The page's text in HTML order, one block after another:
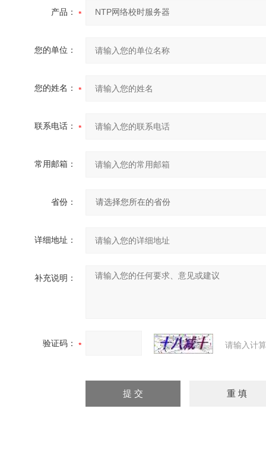
产品：
您的单位：
您的姓名：
联系电话：
常用邮箱：
省份：
详细地址：
补充说明：
验证码： 请输入计